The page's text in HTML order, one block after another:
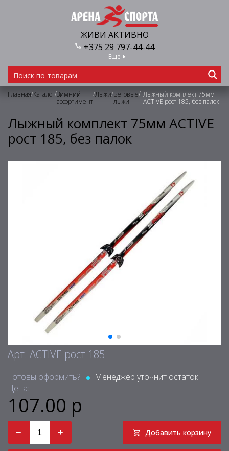
ЖИВИ АКТИВНО
+375 29 797-44-44
Еще
Главная/Каталог/Зимний
ассортимент
/Лыжи/Беговые
лыжи
/ Лыжный комплект 75мм
ACTIVE рост 185, без палок
Лыжный комплект 75мм ACTIVE
рост 185, без палок
Арт: ACTIVE рост 185
Готовы оформить?:
Менеджер уточнит остаток
Цена:
107.00 р
− + Добавить корзину